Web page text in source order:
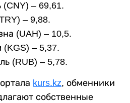
– 69,61.
– 9,88.
(UAH) – 10,5.
– 5,37.
(RUB) – 5,78.
kurs.kz, обменники
собственные